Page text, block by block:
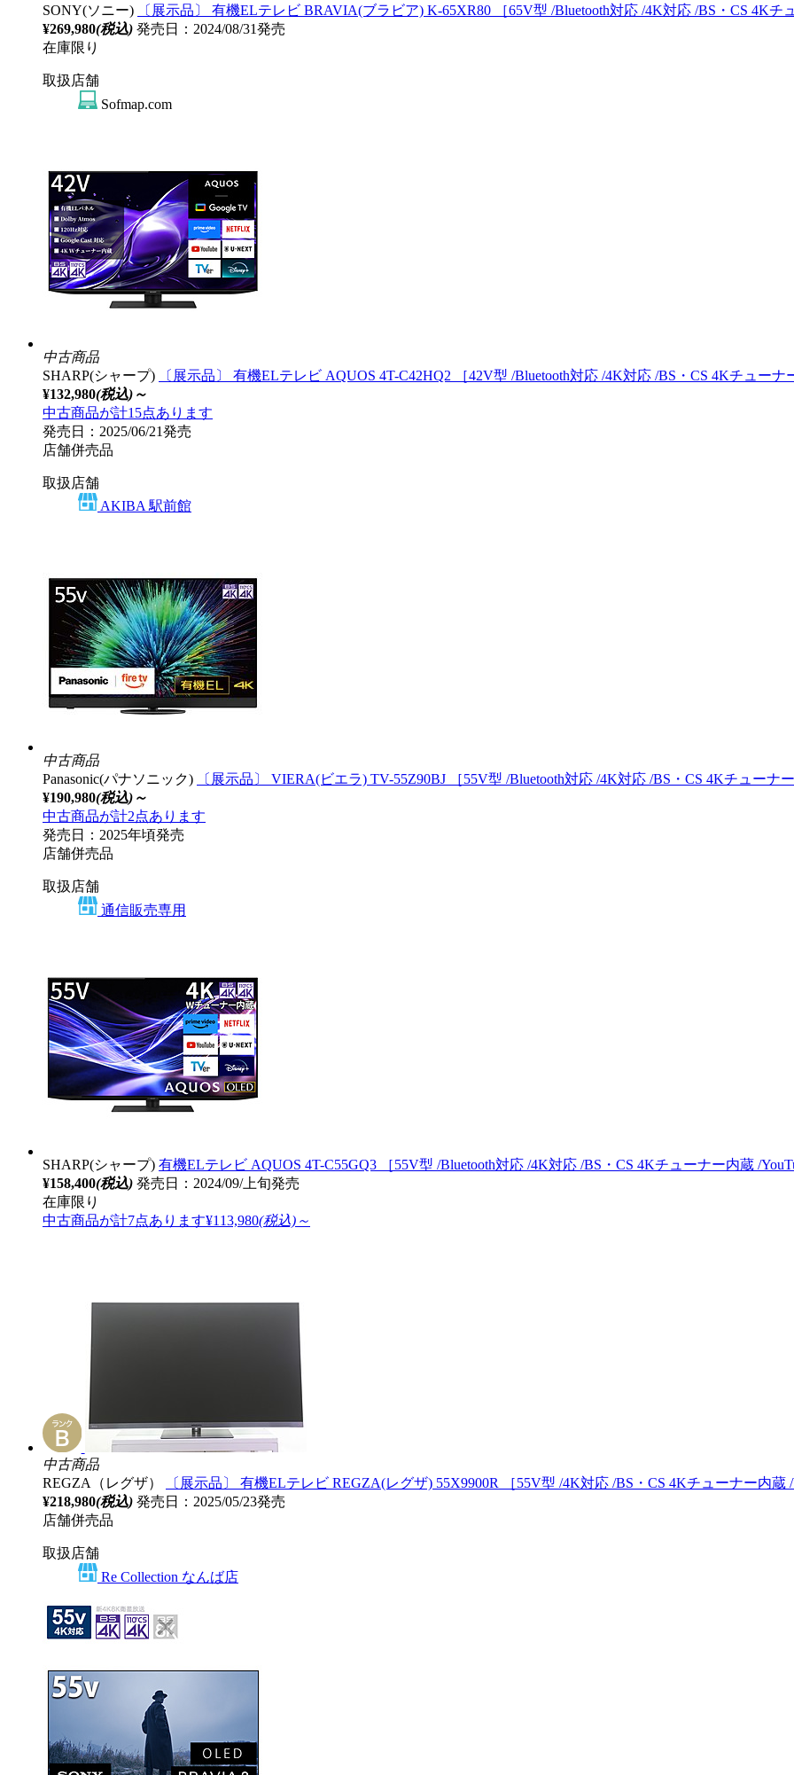
SONY(ソニー)
〔展示品〕 有機ELテレビ BRAVIA(ブラビア) K-65XR80 ［65V型 /Bluetooth対応 /4K対応 /BS・CS 4Kチ
¥269,980(税込) 発売日：2024/08/31発売
在庫限り
取扱店舗
Sofmap.com
中古商品
SHARP(シャープ)
〔展示品〕 有機ELテレビ AQUOS 4T-C42HQ2 ［42V型 /Bluetooth対応 /4K対応 /BS・CS 4Kチューナ
¥132,980(税込)～
中古商品が計15点あります
発売日：2025/06/21発売
店舗併売品
取扱店舗
AKIBA 駅前館
中古商品
Panasonic(パナソニック)
〔展示品〕 VIERA(ビエラ) TV-55Z90BJ ［55V型 /Bluetooth対応 /4K対応 /BS・CS 4Kチューナー
¥190,980(税込)～
中古商品が計2点あります
発売日：2025年頃発売
店舗併売品
取扱店舗
通信販売専用
SHARP(シャープ) 有機ELテレビ AQUOS 4T-C55GQ3 ［55V型 /Bluetooth対応 /4K対応 /BS・CS 4Kチューナー内蔵 /
¥158,400(税込) 発売日：2024/09/上旬発売
在庫限り
中古商品が計7点あります¥113,980(税込)～
中古商品
REGZA（レグザ）
〔展示品〕 有機ELテレビ REGZA(レグザ) 55X9900R ［55V型 /4K対応 /BS・CS 4Kチューナー内蔵 /
¥218,980(税込) 発売日：2025/05/23発売
店舗併売品
取扱店舗
Re Collection なんば店